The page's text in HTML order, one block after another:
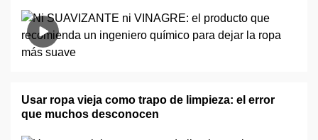
Usar ropa vieja como trapo de limpieza: el error
que muchos desconocen